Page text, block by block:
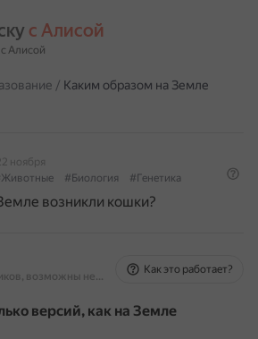
с Алисой
Алисой
/ Каким образом на Земле
ноября
#Биология #Генетика
возникли кошки?
На основе источников, возможны неточности
Как это работает?
версий, как на Земле